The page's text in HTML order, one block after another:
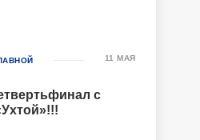
с
11 МАЯ